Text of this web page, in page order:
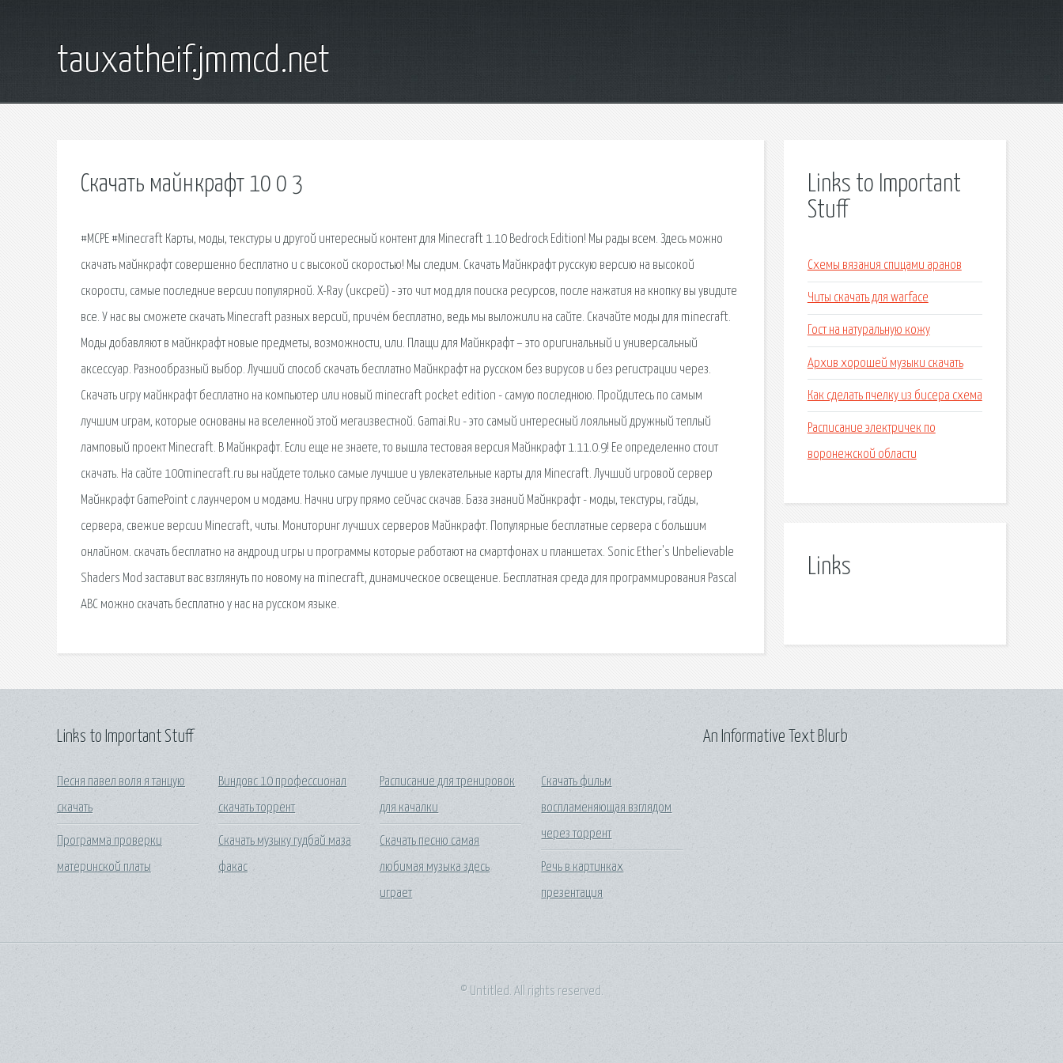
tauxatheif.jmmcd.net
Скачать майнкрафт 10 0 3
#MCPE #Minecraft Карты, моды, текстуры и другой интересный контент для Minecraft 1.10 Bedrock Edition! Мы рады всем. Здесь можно
скачать майнкрафт совершенно бесплатно и с высокой скоростью! Мы следим. Скачать Майнкрафт русскую версию на высокой
скорости, самые последние версии популярной. X-Ray (иксрей) - это чит мод для поиска ресурсов, после нажатия на кнопку вы увидите
все. У нас вы сможете скачать Minecraft разных версий, причём бесплатно, ведь мы выложили на сайте. Скачайте моды для minecraft.
Моды добавляют в майнкрафт новые предметы, возможности, или. Плащи для Майнкрафт – это оригинальный и универсальный
аксессуар. Разнообразный выбор. Лучший способ скачать бесплатно Майнкрафт на русском без вирусов и без регистрации через.
Скачать игру майнкрафт бесплатно на компьютер или новый minecraft pocket edition - самую последнюю. Пройдитесь по самым
лучшим играм, которые основаны на вселенной этой мегаизвестной. Gamai.Ru - это самый интересный лояльный дружный теплый
ламповый проект Minecraft. В Майнкрафт. Если еще не знаете, то вышла тестовая версия Майнкрафт 1.11.0.9! Ее определенно стоит
скачать. На сайте 100minecraft.ru вы найдете только самые лучшие и увлекательные карты для Minecraft. Лучший игровой сервер
Майнкрафт GamePoint с лаунчером и модами. Начни игру прямо сейчас скачав. База знаний Майнкрафт - моды, текстуры, гайды,
сервера, свежие версии Minecraft, читы. Мониторинг лучших серверов Майнкрафт. Популярные бесплатные сервера с большим
онлайном. cкачать бесплатно на андроид игры и программы которые работают на смартфонах и планшетах. Sonic Ether's Unbelievable
Shaders Mod заставит вас взглянуть по новому на minecraft, динамическое освещение. Бесплатная среда для программирования Pascal
ABC можно скачать бесплатно у нас на русском языке.
Links to Important
Stuff
Схемы вязания спицами аранов
Читы скачать для warface
Гост на натуральную кожу
Архив хорошей музыки скачать
Как сделать пчелку из бисера схема
Расписание электричек по
воронежской области
Links
Links to Important Stuff
Песня павел воля я танцую
скачать
Программа проверки
материнской платы
Виндовс 10 профессионал
скачать торрент
Скачать музыку гудбай маза
факас
Расписание для тренировок
для качалки
Скачать песню самая
любимая музыка здесь
играет
Скачать фильм
воспламеняющая взглядом
через торрент
Речь в картинках
презентация
An Informative Text Blurb
© Untitled. All rights reserved.